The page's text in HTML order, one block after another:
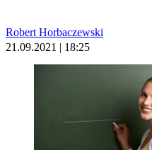
Robert Horbaczewski
21.09.2021 | 18:25